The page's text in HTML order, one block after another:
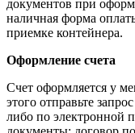
документов при
наличная форма
приемке контейнера.
Оформление счета
Счет оформляется у
этого отправьте
либо по электронной